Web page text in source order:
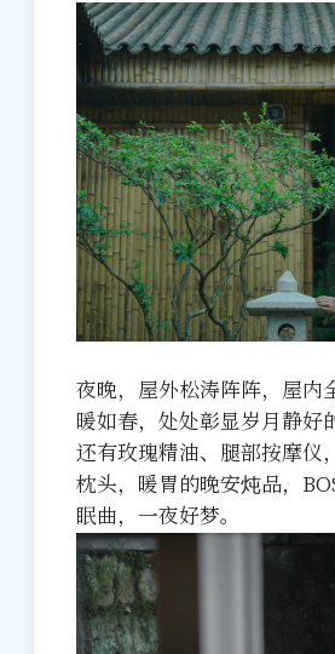
夜晚，屋外松涛阵阵，屋内
暖如春，处处彰显岁月静好
还有玫瑰精油、腿部按摩仪
枕头，暖胃的晚安炖品，
眠曲，一夜好梦。